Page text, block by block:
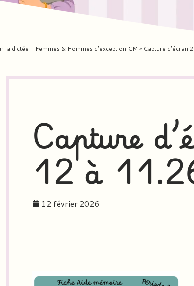
la dictée – Femmes & Hommes d’exception CM » Capture
Capture
12 à
12 février 2026